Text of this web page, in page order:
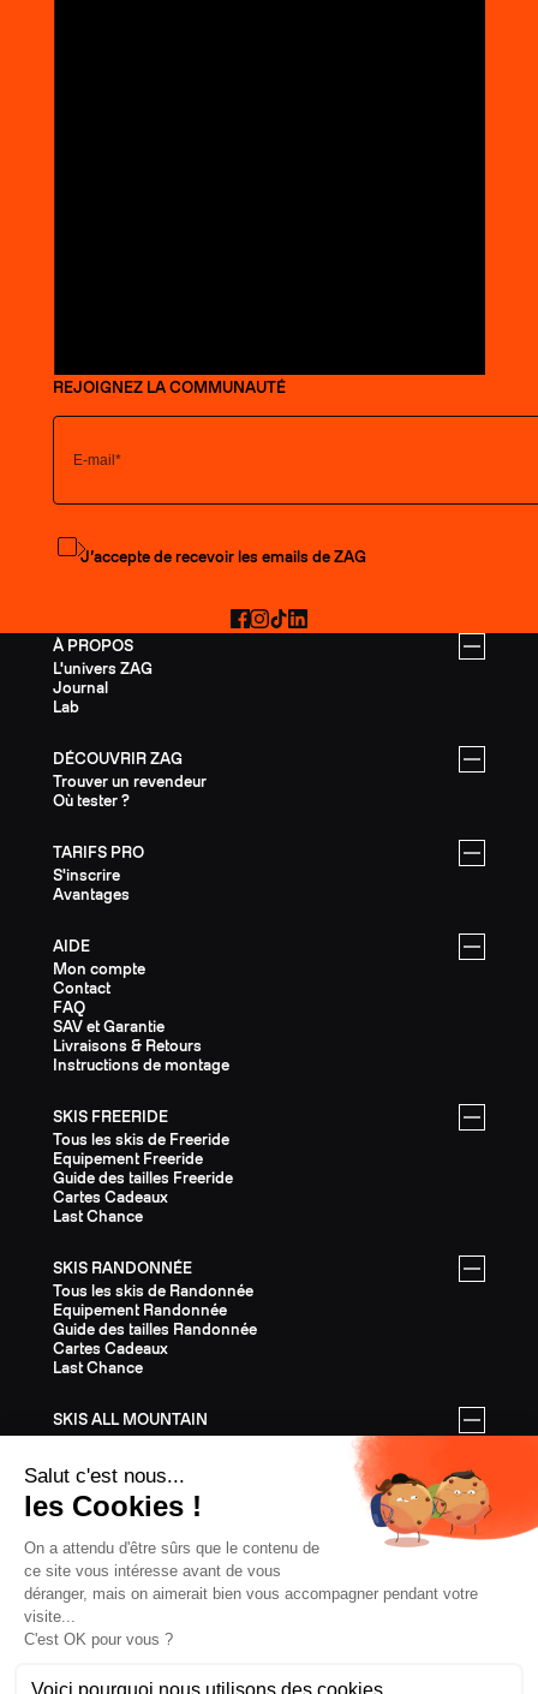
À PROPOS
L'univers ZAG
Journal
Lab
DÉCOUVRIR ZAG
Trouver un revendeur
Où tester ?
TARIFS PRO
S'inscrire
Avantages
AIDE
Mon compte
Contact
FAQ
SAV et Garantie
Livraisons & Retours
Instructions de montage
SKIS FREERIDE
Tous les skis de Freeride
Equipement Freeride
Guide des tailles Freeride
Cartes Cadeaux
Last Chance
SKIS RANDONNÉE
Tous les skis de Randonnée
Equipement Randonnée
Guide des tailles Randonnée
Cartes Cadeaux
Last Chance
SKIS ALL MOUNTAIN
Guide des tailles All Mountain
Cartes Cadeaux
Last Chance
ÉQUIPEMENT
Tout l'Équipement
Casques
Fixations
Bâtons
Couteaux
REJOIGNEZ LA COMMUNAUTÉ
S'abonner à la newsletter
J’accepte de recevoir les emails de ZAG
Facebook
Instagram
TikTokLinkedIn